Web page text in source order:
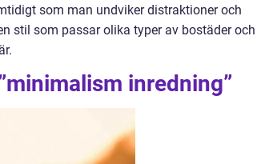
som man undviker distraktioner och
stil som passar olika typer av bostäder och
inredning”